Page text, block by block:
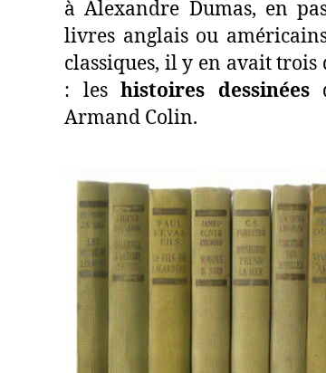
à Alexandre Dumas, en
livres anglais ou
classiques, il y en avait
: leshistoires dessinées
Armand Colin.